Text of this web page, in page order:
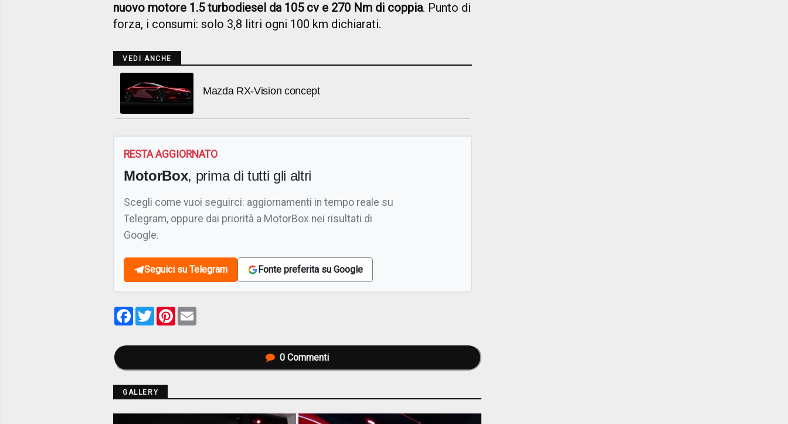
nuovo motore 1.5 turbodiesel da 105 cv e 270 Nm di coppia. Punto di
forza, i consumi: solo 3,8 litri ogni 100 km dichiarati.
VEDI ANCHE
Mazda RX-Vision concept
RESTA AGGIORNATO
MotorBox, prima di tutti gli altri
Scegli come vuoi seguirci: aggiornamenti in tempo reale su
Telegram, oppure dai priorità a MotorBox nei risultati di
Google.
Seguici su Telegram Fonte preferita su Google
Facebook
TwitterPinterest
0 Commenti
GALLERY